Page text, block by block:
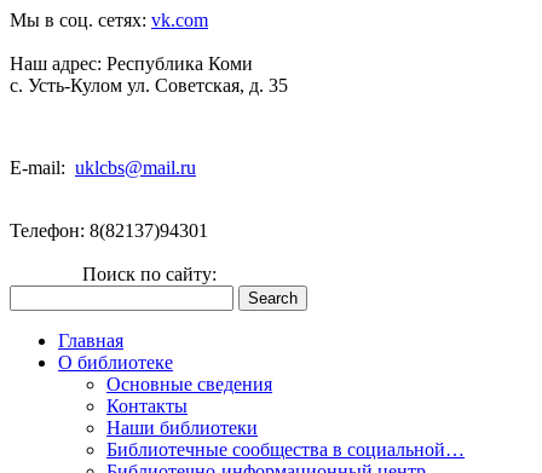
Мы в соц. сетях: vk.com
Наш адрес: Республика Коми
с. Усть-Кулом ул. Советская, д. 35
E-mail: uklcbs@mail.ru
Телефон: 8(82137)94301
Поиск по сайту:
Главная
О библиотеке
Основные сведения
Контакты
Наши библиотеки
Библиотечные сообщества в социальной…